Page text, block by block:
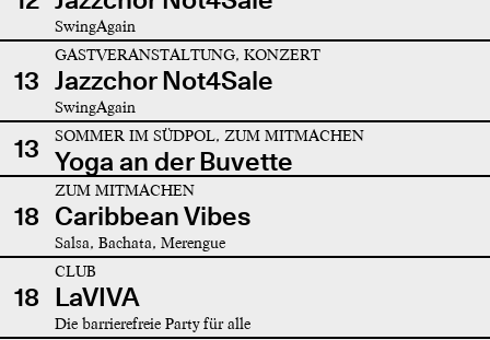
SwingAgain
13
GASTVERANSTALTUNG, KONZERT
Jazzchor Not4Sale
SwingAgain
13 SOMMER IM SÜDPOL, ZUM MITMACHEN
Yoga an der Buvette
18
ZUM MITMACHEN
Caribbean Vibes
Salsa, Bachata, Merengue
18
CLUB
LaVIVA
Die barrierefreie Party für alle